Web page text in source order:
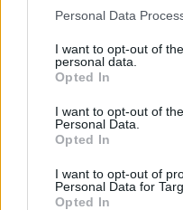
Please note that this
not limited to your visit or
grant or deny consent to
use your data for below
consent section.
Personal Data
I want to opt-out of
personal data.
Opted In
I want to opt-out of
Personal Data.
Opted In
I want to opt-out of
Personal Data for
Opted In
Mogą Cię